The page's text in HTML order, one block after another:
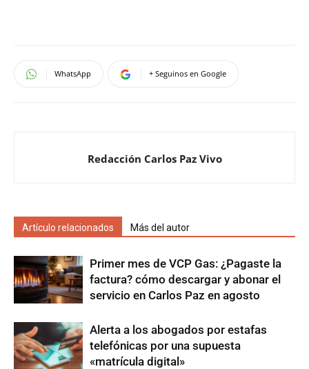
WhatsApp + Seguinos en Google
Redacción Carlos Paz Vivo
Artículo relacionados Más del autor
Primer mes de VCP Gas: ¿Pagaste la
factura? cómo descargar y abonar el
servicio en Carlos Paz en agosto
Alerta a los abogados por estafas
telefónicas por una supuesta
«matrícula digital»